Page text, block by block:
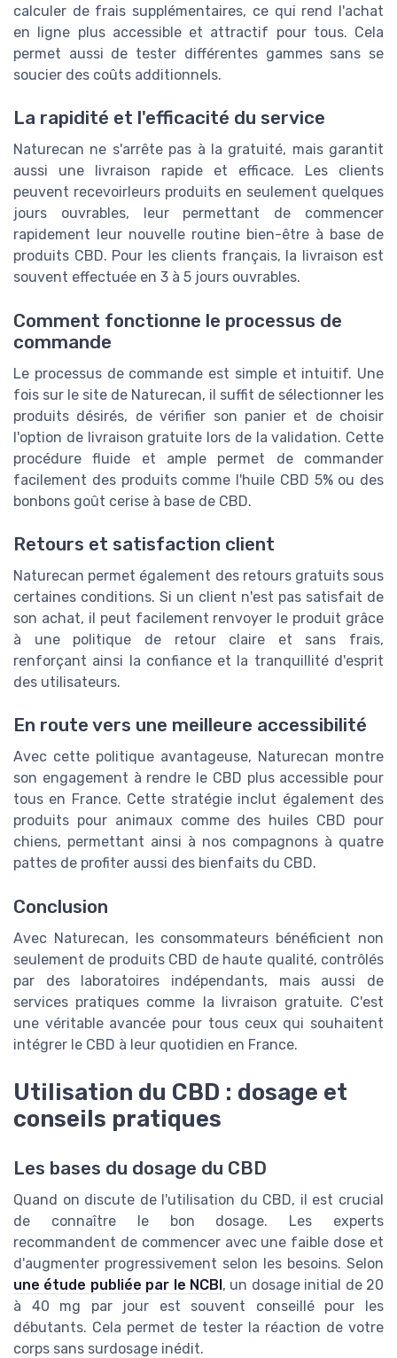
calculer de frais supplémentaires, ce qui rend l'achat
en ligne plus accessible et attractif pour tous. Cela
permet aussi de tester différentes gammes sans se
soucier des coûts additionnels.
La rapidité et l'efficacité du service
Naturecan ne s'arrête pas à la gratuité, mais garantit
aussi une livraison rapide et efficace. Les clients
peuvent recevoirleurs produits en seulement quelques
jours ouvrables, leur permettant de commencer
rapidement leur nouvelle routine bien-être à base de
produits CBD. Pour les clients français, la livraison est
souvent effectuée en 3 à 5 jours ouvrables.
Comment fonctionne le processus de
commande
Le processus de commande est simple et intuitif. Une
fois sur le site de Naturecan, il suffit de sélectionner les
produits désirés, de vérifier son panier et de choisir
l'option de livraison gratuite lors de la validation. Cette
procédure fluide et ample permet de commander
facilement des produits comme l'huile CBD 5% ou des
bonbons goût cerise à base de CBD.
Retours et satisfaction client
Naturecan permet également des retours gratuits sous
certaines conditions. Si un client n'est pas satisfait de
son achat, il peut facilement renvoyer le produit grâce
à une politique de retour claire et sans frais,
renforçant ainsi la confiance et la tranquillité d'esprit
des utilisateurs.
En route vers une meilleure accessibilité
Avec cette politique avantageuse, Naturecan montre
son engagement à rendre le CBD plus accessible pour
tous en France. Cette stratégie inclut également des
produits pour animaux comme des huiles CBD pour
chiens, permettant ainsi à nos compagnons à quatre
pattes de profiter aussi des bienfaits du CBD.
Conclusion
Avec Naturecan, les consommateurs bénéficient non
seulement de produits CBD de haute qualité, contrôlés
par des laboratoires indépendants, mais aussi de
services pratiques comme la livraison gratuite. C'est
une véritable avancée pour tous ceux qui souhaitent
intégrer le CBD à leur quotidien en France.
Utilisation du CBD : dosage et
conseils pratiques
Les bases du dosage du CBD
Quand on discute de l'utilisation du CBD, il est crucial
de connaître le bon dosage. Les experts
recommandent de commencer avec une faible dose et
d'augmenter progressivement selon les besoins. Selon
une étude publiée par le NCBI, un dosage initial de 20
à 40 mg par jour est souvent conseillé pour les
débutants. Cela permet de tester la réaction de votre
corps sans surdosage inédit.